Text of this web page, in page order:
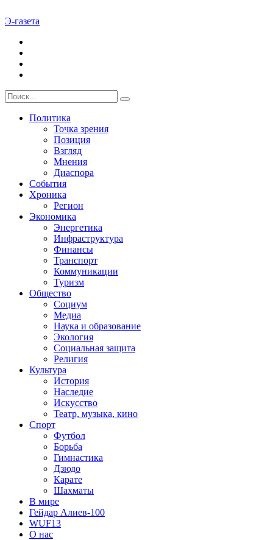
Э-газета
Политика
Точка зрения
Позиция
Взгляд
Мнения
Диаспора
События
Хроника
Регион
Экономика
Энергетика
Инфраструктура
Финансы
Транспорт
Коммуникации
Туризм
Общество
Социум
Медиа
Наука и образование
Экология
Социальная защита
Религия
Культура
История
Наследие
Искусство
Театр, музыка, кино
Спорт
Футбол
Борьба
Гимнастика
Дзюдо
Карате
Шахматы
В мире
Гейдар Алиев-100
WUF13
О нас